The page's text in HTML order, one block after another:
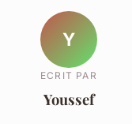
Y
ECRIT PAR
Youssef